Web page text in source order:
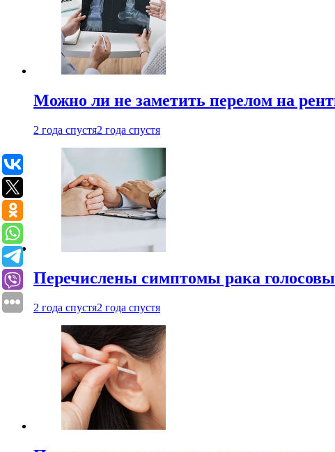
Можно ли не заметить перелом на
2 года спустя2 года спустя
Перечислены симптомы рака
2 года спустя2 года спустя